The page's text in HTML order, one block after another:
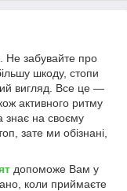
Не забувайте про
шкоду, стопи
вигляд. Все це —
активного ритму
знає на своєму
зате ми обізнані,
допоможе Вам у
коли приймаєте